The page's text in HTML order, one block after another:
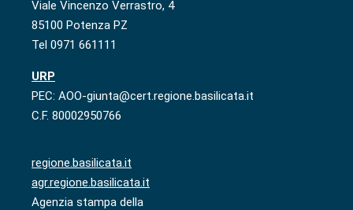
Viale Vincenzo Verrastro, 4
85100 Potenza PZ
Tel 0971 661111
URP
PEC: AOO-giunta@cert.regione.basilicata.it
C.F. 80002950766
regione.basilicata.it
agr.regione.basilicata.it
Agenzia stampa della